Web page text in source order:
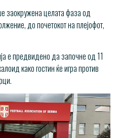
заокружена целата фаза од
до почетокот на плејофот,
е предвидено да започне од 11
како гостин ќе игра против